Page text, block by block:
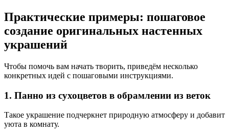
Практические примеры: пошаговое
создание оригинальных настенных
украшений
Чтобы помочь вам начать творить, приведём несколько
конкретных идей с пошаговыми инструкциями.
1. Панно из сухоцветов в обрамлении из веток
Такое украшение подчеркнет природную атмосферу и добавит
уюта в комнату.